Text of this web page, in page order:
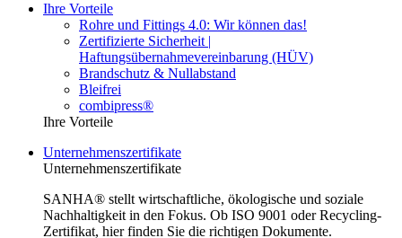
Ihre Vorteile
Rohre und Fittings 4.0: Wir können das!
Zertifizierte Sicherheit |
Haftungsübernahmevereinbarung (HÜV)
Brandschutz & Nullabstand
Bleifrei
combipress®
Ihre Vorteile
Unternehmenszertifikate
Unternehmenszertifikate
SANHA® stellt wirtschaftliche, ökologische und soziale
Nachhaltigkeit in den Fokus. Ob ISO 9001 oder Recycling-
Zertifikat, hier finden Sie die richtigen Dokumente.